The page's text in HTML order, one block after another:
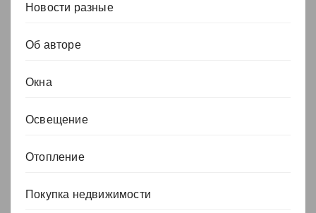
Новости разные
Об авторе
Окна
Освещение
Отопление
Покупка недвижимости